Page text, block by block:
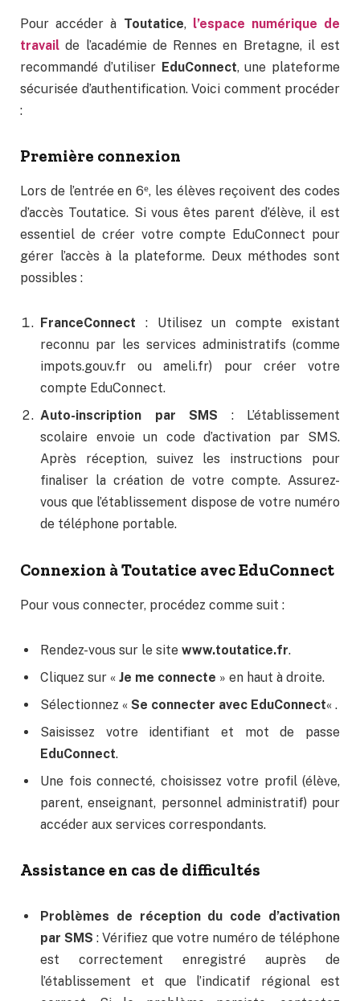
Pour accéder à Toutatice, l’espace numérique de
travail de l’académie de Rennes en Bretagne, il est
recommandé d’utiliser EduConnect, une plateforme
sécurisée d’authentification. Voici comment procéder
:
Première connexion
Lors de l’entrée en 6ᵉ, les élèves reçoivent des codes
d’accès Toutatice. Si vous êtes parent d’élève, il est
essentiel de créer votre compte EduConnect pour
gérer l’accès à la plateforme. Deux méthodes sont
possibles :
FranceConnect : Utilisez un compte existant
reconnu par les services administratifs (comme
impots.gouv.fr ou ameli.fr) pour créer votre
compte EduConnect.
Auto-inscription par SMS : L’établissement
scolaire envoie un code d’activation par SMS.
Après réception, suivez les instructions pour
finaliser la création de votre compte. Assurez-
vous que l’établissement dispose de votre numéro
de téléphone portable.
Connexion à Toutatice avec EduConnect
Pour vous connecter, procédez comme suit :
Rendez-vous sur le site www.toutatice.fr.
Cliquez sur « Je me connecte » en haut à droite.
Sélectionnez « Se connecter avec EduConnect« .
Saisissez votre identifiant et mot de passe
EduConnect.
Une fois connecté, choisissez votre profil (élève,
parent, enseignant, personnel administratif) pour
accéder aux services correspondants.
Assistance en cas de difficultés
Problèmes de réception du code d’activation
par SMS : Vérifiez que votre numéro de téléphone
est correctement enregistré auprès de
l’établissement et que l’indicatif régional est